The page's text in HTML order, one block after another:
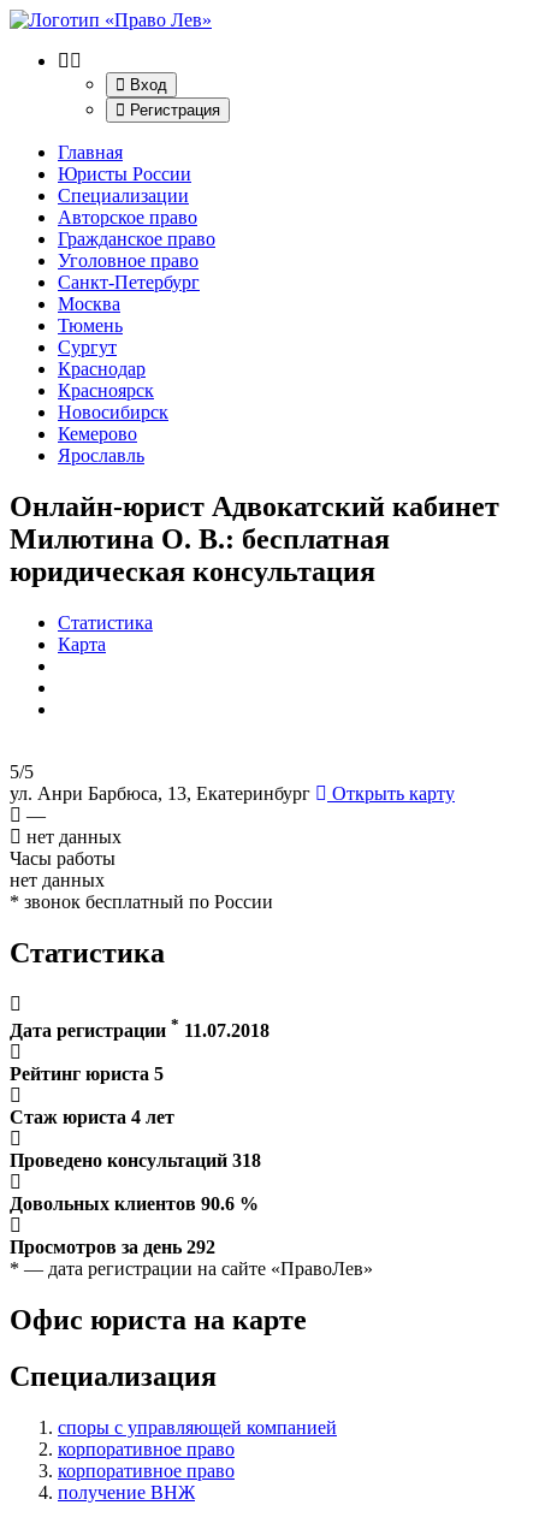
Вход
Регистрация
Главная
Юристы России
Специализации
Авторское право
Гражданское право
Уголовное право
Санкт-Петербург
Москва
Тюмень
Сургут
Краснодар
Красноярск
Новосибирск
Кемерово
Ярославль
Онлайн-юрист Адвокатский кабинет
Милютина О. В.: бесплатная
юридическая консультация
Статистика
Карта
5/5
ул. Анри Барбюса, 13, Екатеринбург
Открыть карту
—
нет данных
Часы работы
нет данных
* звонок бесплатный по России
Статистика
Дата регистрации * 11.07.2018
Рейтинг юриста 5
Стаж юриста 4 лет
Проведено консультаций 318
Довольных клиентов 90.6 %
Просмотров за день 292
* — дата регистрации на сайте «ПравоЛев»
Офис юриста на карте
Специализация
споры с управляющей компанией
корпоративное право
корпоративное право
получение ВНЖ